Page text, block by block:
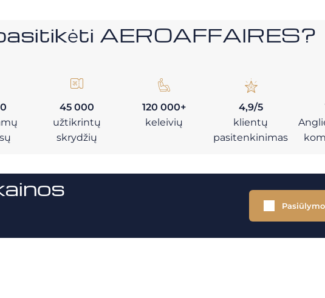
AEROAFFAIRES?
45 000
užtikrintų
skrydžių
120 000+
keleivių
4,9/5
klientų
pasitenkinimas